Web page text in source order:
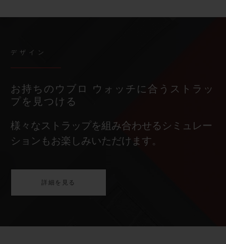
デザイン
お持ちのウブロ ウォッチに合うストラッ
プを見つける
様々なストラップを組み合わせるシミュレー
ションもお楽しみいただけます。
詳細を見る